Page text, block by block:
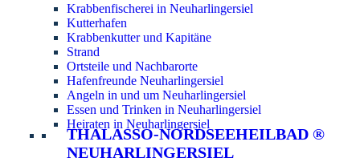
Krabbenfischerei in Neuharlingersiel
Kutterhafen
Krabbenkutter und Kapitäne
Strand
Ortsteile und Nachbarorte
Hafenfreunde Neuharlingersiel
Angeln in und um Neuharlingersiel
Essen und Trinken in Neuharlingersiel
Heiraten in Neuharlingersiel
THALASSO-NORDSEEHEILBAD ®
NEUHARLINGERSIEL